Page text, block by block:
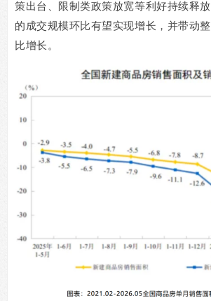
策出台、限制类政策放宽等利好持续释
的成交规模环比有望实现增长，并带动
比增长。